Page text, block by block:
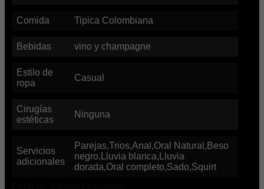
Comida Tipica Colombiana
Bebidas vino y champagne
Estilo de
ropa
Casual
Cirugías
estéticas
Ninguna
Servicios
adicionales
Parejas,Trios,Anal,Oral Natural,Beso
negro,Lluvia blanca,Lluvia
dorada,Oral completo,Sado,Squirt